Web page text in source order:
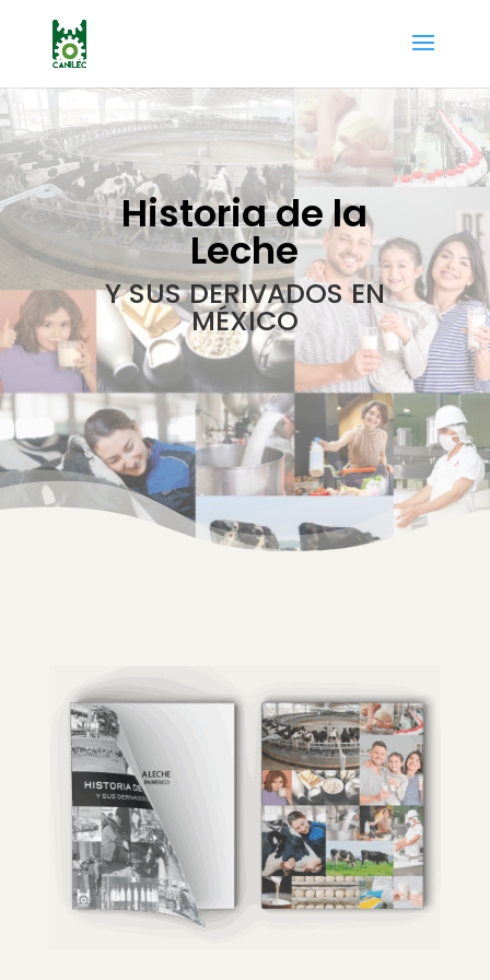
Historia de la
Leche
Y SUS DERIVADOS EN
MÉXICO